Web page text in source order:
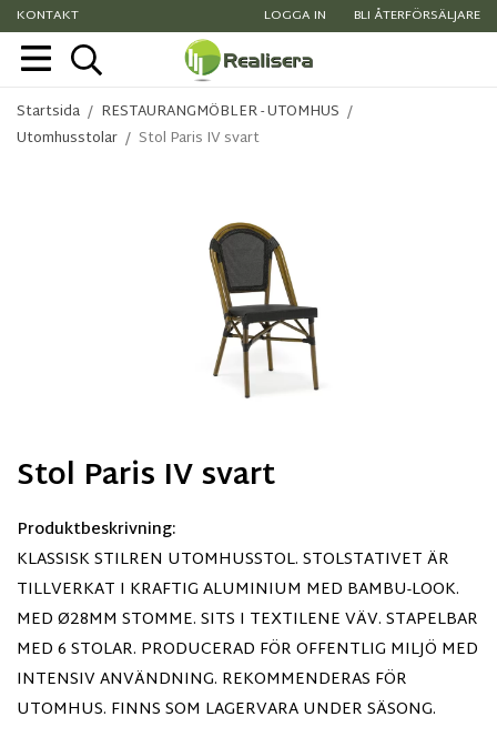
KONTAKT LOGGA IN BLI ÅTERFÖRSÄLJARE
Startsida / RESTAURANGMÖBLER - UTOMHUS /
Utomhusstolar / Stol Paris IV svart
Stol Paris IV svart
Produktbeskrivning:
KLASSISK STILREN UTOMHUSSTOL. STOLSTATIVET ÄR
TILLVERKAT I KRAFTIG ALUMINIUM MED BAMBU-LOOK.
MED Ø28MM STOMME. SITS I TEXTILENE VÄV. STAPELBAR
MED 6 STOLAR. PRODUCERAD FÖR OFFENTLIG MILJÖ MED
INTENSIV ANVÄNDNING. REKOMMENDERAS FÖR
UTOMHUS. FINNS SOM LAGERVARA UNDER SÄSONG.